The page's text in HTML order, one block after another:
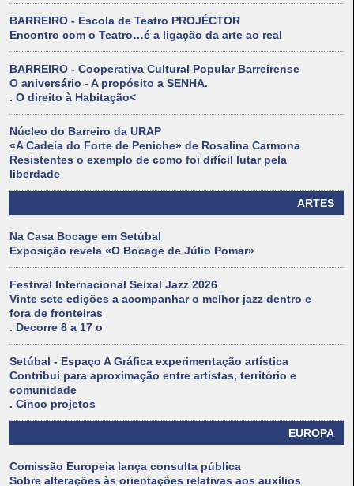
BARREIRO - Escola de Teatro PROJÉCTOR
Encontro com o Teatro…é a ligação da arte ao real
BARREIRO - Cooperativa Cultural Popular Barreirense
O aniversário - A propósito a SENHA.
. O direito à Habitação<
Núcleo do Barreiro da URAP
«A Cadeia do Forte de Peniche» de Rosalina Carmona
Resistentes o exemplo de como foi difícil lutar pela
liberdade
ARTES
Na Casa Bocage em Setúbal
Exposição revela «O Bocage de Júlio Pomar»
Festival Internacional Seixal Jazz 2026
Vinte sete edições a acompanhar o melhor jazz dentro e
fora de fronteiras
. Decorre 8 a 17 o
Setúbal - Espaço A Gráfica experimentação artística
Contribui para aproximação entre artistas, território e
comunidade
. Cinco projetos
EUROPA
Comissão Europeia lança consulta pública
Sobre alterações às orientações relativas aos auxílios